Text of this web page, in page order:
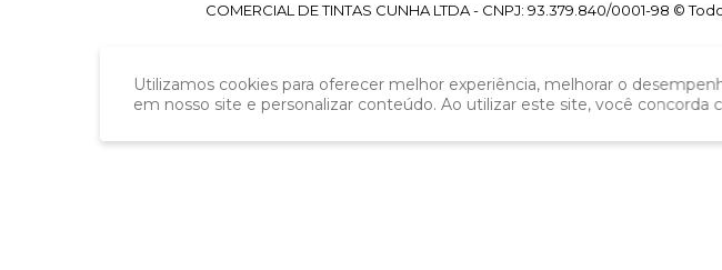
Utilizamos cookies para oferecer melhor experiência, melhorar o
em nosso site e personalizar conteúdo. Ao utilizar este site, você concorda
COMERCIAL DE TINTAS CUNHA LTDA - CNPJ: 93.379.840/0001-98 ©